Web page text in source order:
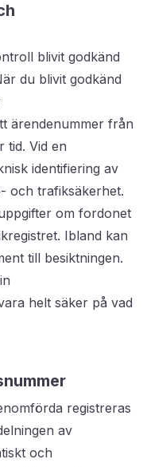
blivit godkänd
du blivit godkänd
ärendenummer från
tid. Vid en
identifiering av
och trafiksäkerhet.
om fordonet
Ibland kan
till besiktningen.
helt säker på vad
registreras
av
och